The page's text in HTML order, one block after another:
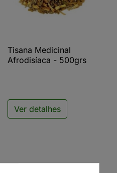
 Vista rápida
Tisana Medicinal
Afrodisíaca - 500grs
Ver detalhes